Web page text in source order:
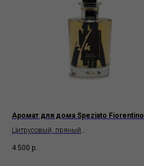
Аромат для дома Speziato Fiorentino
Цитрусовый, пряный
4 500 р.